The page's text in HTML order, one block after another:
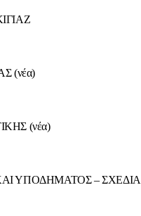
(νέα)
(νέα)
ΥΠΟΔΗΜΑΤΟΣ –